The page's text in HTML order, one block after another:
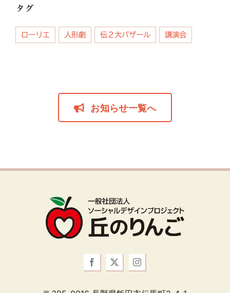
ブ
タグ
ローリエ 人形劇 伝２大バザール 講演会
お知らせ一覧へ